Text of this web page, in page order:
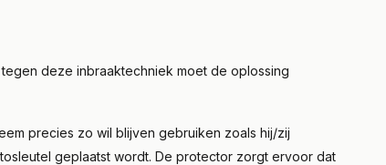
deze inbraaktechniek moet de oplossing
precies zo wil blijven gebruiken zoals hij/zij
geplaatst wordt. De protector zorgt ervoor dat